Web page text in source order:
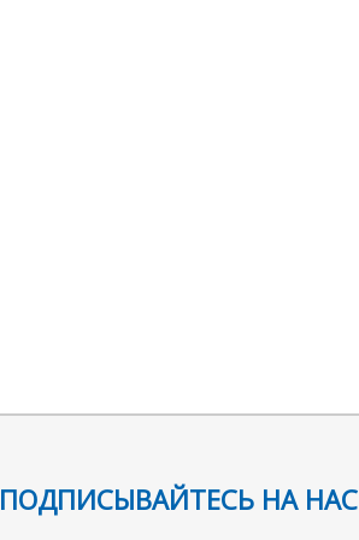
ПОДПИСЫВАЙТЕСЬ НА НАС